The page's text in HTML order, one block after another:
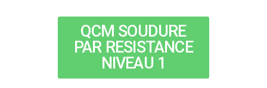
QCM SOUDURE
PAR RESISTANCE
NIVEAU 1